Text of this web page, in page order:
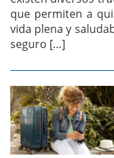
que permiten a
vida plena y
seguro […]